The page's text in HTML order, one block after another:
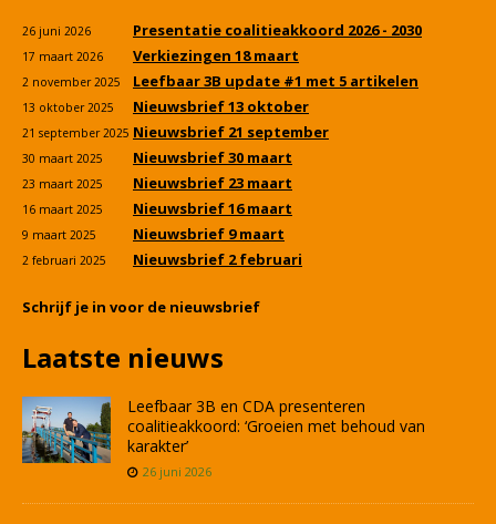
26 juni 2026 Presentatie coalitieakkoord 2026 - 2030
17 maart 2026 Verkiezingen 18 maart
2 november 2025 Leefbaar 3B update #1 met 5 artikelen
13 oktober 2025 Nieuwsbrief 13 oktober
21 september 2025 Nieuwsbrief 21 september
30 maart 2025 Nieuwsbrief 30 maart
23 maart 2025 Nieuwsbrief 23 maart
16 maart 2025 Nieuwsbrief 16 maart
9 maart 2025 Nieuwsbrief 9 maart
2 februari 2025 Nieuwsbrief 2 februari
Schrijf je in voor de nieuwsbrief
Laatste nieuws
Leefbaar 3B en CDA presenteren
coalitieakkoord: ‘Groeien met behoud van
karakter’
26 juni 2026